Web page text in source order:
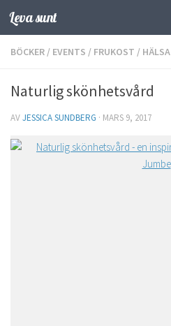
Hoppa till innehåll
Leva sunt
BÖCKER / EVENTS / FRUKOST / HÄLSA
Naturlig skönhetsvård
AVJESSICA SUNDBERG · MARS 9, 2017